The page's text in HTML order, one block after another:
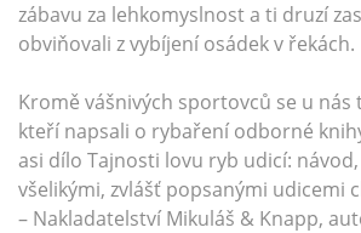
zábavu za lehkomyslnost a ti druzí
obviňovali z vybíjení osádek v řekách.
Kromě vášnivých sportovců se u nás
kteří napsali o rybaření odborné
asi dílo Tajnosti lovu ryb udicí:
všelikými, zvlášť popsanými udicemi
– Nakladatelství Mikuláš & Knapp,